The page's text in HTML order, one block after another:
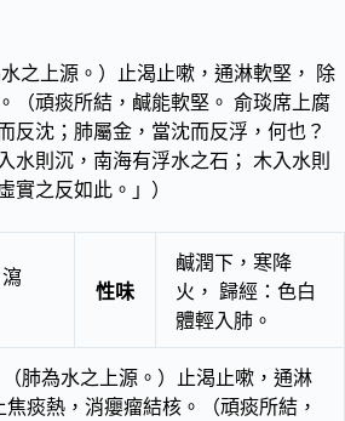
之上源。）止渴止嗽，通淋軟堅， 除
（頑痰所結，鹹能軟堅。 俞琰席上腐
反沈；肺屬金，當沈而反浮，何也？
水則沉，南海有浮水之石； 木入水則
實之反如此。」）
性味
鹹潤下，寒降
火， 歸經：色白
體輕入肺。
肺為水之上源。）止渴止嗽，通淋
焦痰熱，消癭瘤結核。（頑痰所結，